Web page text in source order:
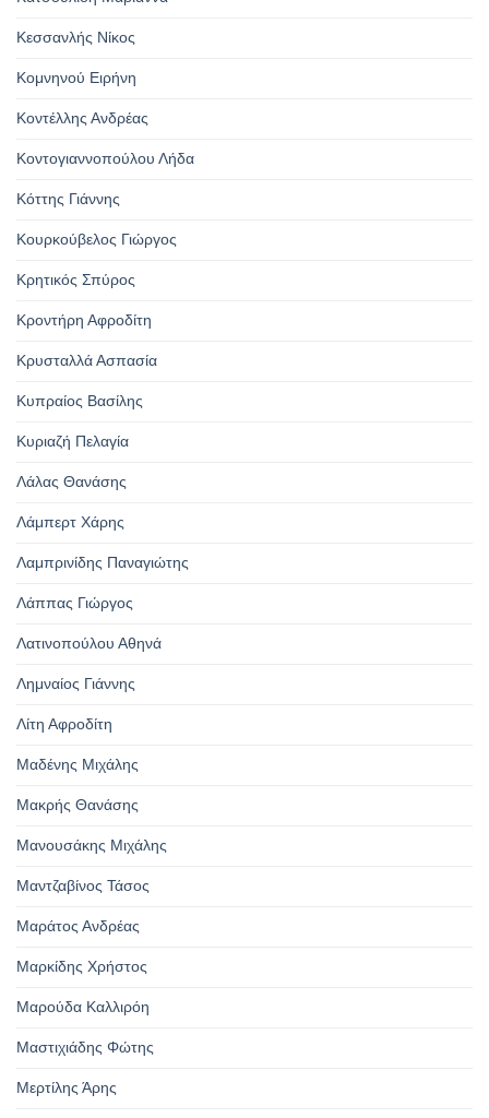
Κεσσανλής Νίκος
Κομνηνού Ειρήνη
Κοντέλλης Ανδρέας
Κοντογιαννοπούλου Λήδα
Κόττης Γιάννης
Κουρκούβελος Γιώργος
Κρητικός Σπύρος
Κροντήρη Αφροδίτη
Κρυσταλλά Ασπασία
Κυπραίος Βασίλης
Κυριαζή Πελαγία
Λάλας Θανάσης
Λάμπερτ Χάρης
Λαμπρινίδης Παναγιώτης
Λάππας Γιώργος
Λατινοπούλου Αθηνά
Λημναίος Γιάννης
Λίτη Αφροδίτη
Μαδένης Μιχάλης
Μακρής Θανάσης
Μανουσάκης Μιχάλης
Μαντζαβίνος Τάσος
Μαράτος Ανδρέας
Μαρκίδης Χρήστος
Μαρούδα Καλλιρόη
Μαστιχιάδης Φώτης
Μερτίλης Άρης